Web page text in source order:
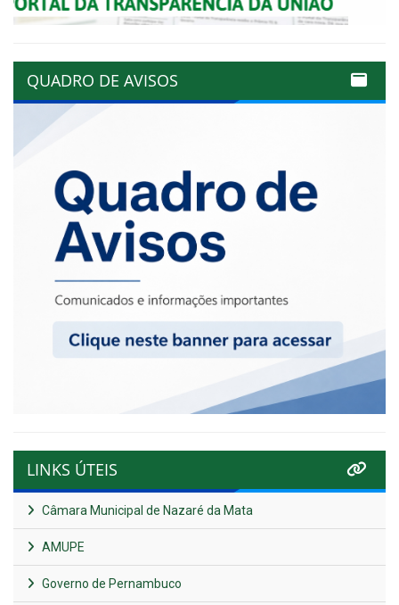
QUADRO DE AVISOS
LINKS ÚTEIS
Câmara Municipal de Nazaré da Mata
AMUPE
Governo de Pernambuco